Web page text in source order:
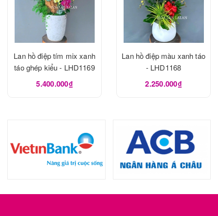
Lan hồ điệp tím mix xanh
táo ghép kiểu - LHD1169
5.400.000₫
Lan hồ điệp màu xanh táo
- LHD1168
2.250.000₫